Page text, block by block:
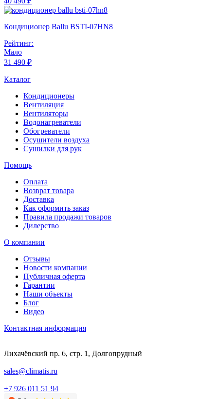
Кондиционер Ballu BSTI-07HN8
Рейтинг:
Мало
31 490 ₽
Каталог
Кондиционеры
Вентиляция
Вентиляторы
Водонагреватели
Обогреватели
Осушители воздуха
Сушилки для рук
Помощь
Оплата
Возврат товара
Доставка
Как оформить заказ
Правила продажи товаров
Дилерство
О компании
Отзывы
Новости компании
Публичная оферта
Гарантии
Наши объекты
Блог
Видео
Контактная информация
Лихачёвский пр. 6, стр. 1, Долгопрудный
sales@climatis.ru
+7 926 011 51 94